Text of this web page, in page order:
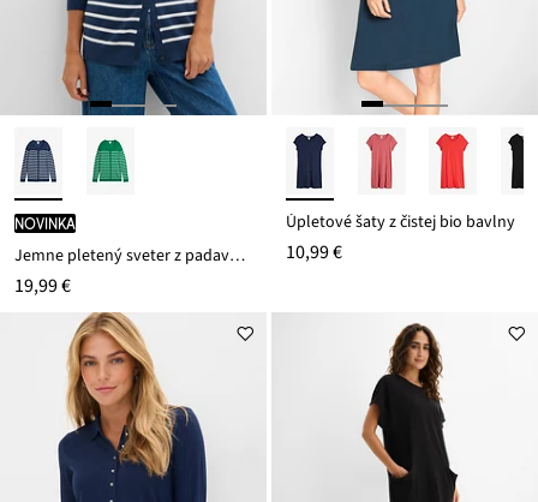
novinka
Jemne pletený sveter z padavého viskózového mixu
19,99 €
Úpletové šaty z čistej bio bavlny
10,99 €